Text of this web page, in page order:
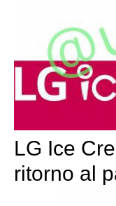
LG Ice
ritorno al